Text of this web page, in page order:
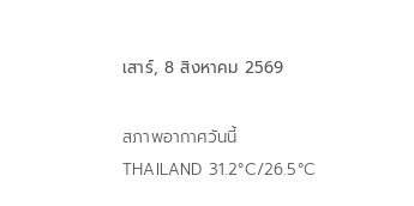
เสาร์, 8 สิงหาคม 2569
สภาพอากาศวันนี้
THAILAND 31.2°C/26.5°C